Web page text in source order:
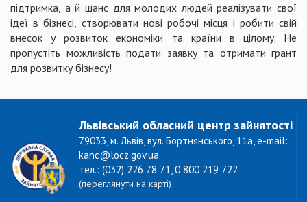
підтримка, а й шанс для молодих людей реалізувати свої
ідеї в бізнесі, створювати нові робочі місця і робити свій
внесок у розвиток економіки та країни в цілому. Не
пропустіть можливість подати заявку та отримати грант
для розвитку бізнесу!
Львівський обласний центр зайнятості
79033, м. Львів, вул. Бортнянського, 11а, e-mail:
kanc@locz.gov.ua
тел.: (032) 226 78 71, 0 800 219 722
(переглянути на карті)